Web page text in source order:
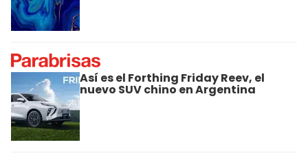
Así es el Forthing Friday Reev, el
nuevo SUV chino en Argentina